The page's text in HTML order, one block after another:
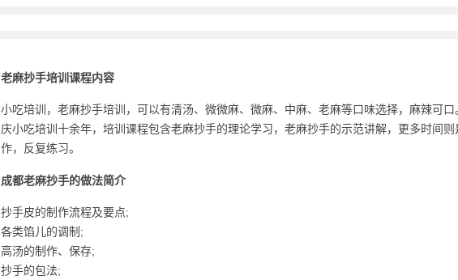
老麻抄手培训课程内容
小吃培训，老麻抄手培训，可以有清汤、微微麻、微麻、中麻、老麻等口味选择，麻辣可
庆小吃培训十余年，培训课程包含老麻抄手的理论学习，老麻抄手的示范讲解，更多时间
作，反复练习。
成都老麻抄手的做法简介
抄手皮的制作流程及要点;
各类馅儿的调制;
高汤的制作、保存;
抄手的包法;